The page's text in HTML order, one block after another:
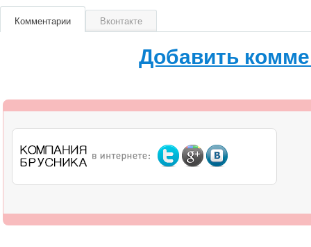
Комментарии Вконтакте
Добавить